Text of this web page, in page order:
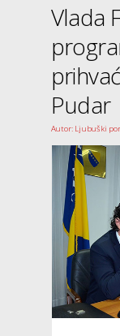
Vlada
Pudar
Autor: Ljubuški